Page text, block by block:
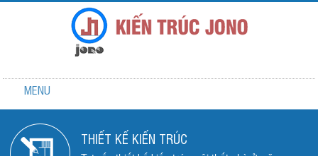
MENU
THIẾT KẾ KIẾN TRÚC